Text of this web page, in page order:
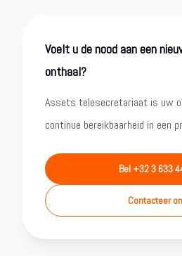
Voelt u de nood aan een
onthaal?
Assets telesecretariaat is uw
continue bereikbaarheid in een
Bel +32 3 633
Contacteer